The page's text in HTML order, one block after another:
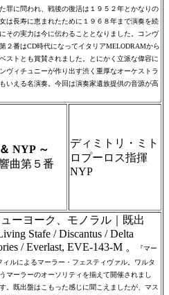
罪に問われ、戦後の復活は１９５２年とかなりの
は長寿に恵まれたために１９６８年まで演奏を続
その実力は今に伝わることとなりました。コンヴ
２番はCD時代になってイタリアMELODRAMから
ストとも賞賛されました。とにかく立派な偉容に
ヴィチュニーが作り出す渋く重厚なオーケストラ
いえる名演奏。今回は演奏家遺族提供の音源が高
NYP ～
曲第５番
ディミトリ・ミト
ロプーロス指揮
NYP
ーヨーク、モノラル｜既出
Stafe / Discantus / Delta
/ Everlast, EVE-143-M 。
『マー
ルによるマーラー・フェスティヴァル。ワルタ
マーラーのオーソリティを揃えて開催されまし
。既出盤はこもった感じに聞こえましたが、マス